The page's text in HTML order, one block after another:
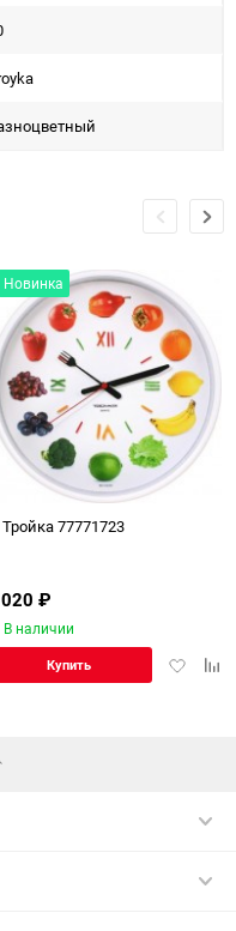
Новинка
77771723
₽
В наличии
Купить